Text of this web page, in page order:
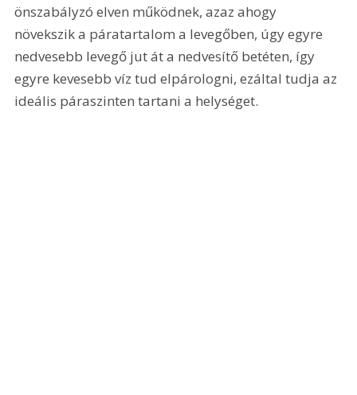
önszabályzó elven működnek, azaz ahogy
növekszik a páratartalom a levegőben, úgy egyre
nedvesebb levegő jut át a nedvesítő betéten, így
egyre kevesebb víz tud elpárologni, ezáltal tudja az
ideális páraszinten tartani a helységet.